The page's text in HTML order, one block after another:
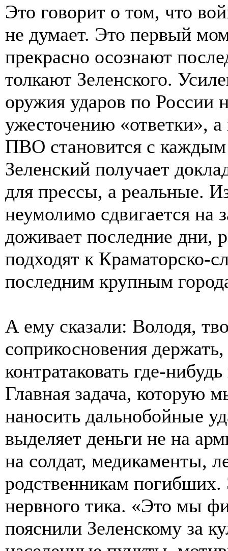
Это говорит о том, что
не думает. Это первый
прекрасно осознают
толкают Зеленского.
оружия ударов по России
ужесточению «ответки»,
ПВО становится с каждым
Зеленский получает
для прессы, а реальные.
неумолимо сдвигается на
доживает последние дни,
подходят к Краматорско-
последним крупным
А ему сказали: Володя,
соприкосновения
контратаковать где-
Главная задача, которую
наносить дальнобойные
выделяет деньги не на
на солдат, медикаменты,
родственникам
нервного тика. «Это мы
пояснили Зеленскому за